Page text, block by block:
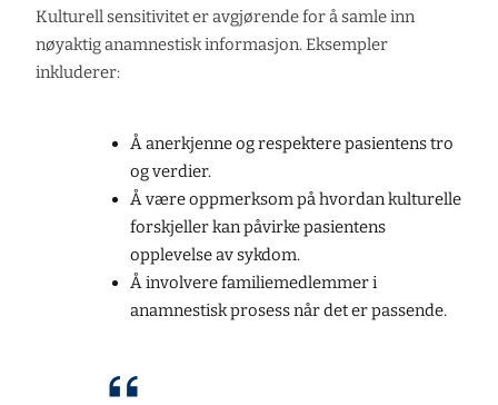
Kulturell sensitivitet er avgjørende for å samle inn
nøyaktig anamnestisk informasjon. Eksempler
inkluderer:
Å anerkjenne og respektere pasientens tro
og verdier.
Å være oppmerksom på hvordan kulturelle
forskjeller kan påvirke pasientens
opplevelse av sykdom.
Å involvere familiemedlemmer i
anamnestisk prosess når det er passende.